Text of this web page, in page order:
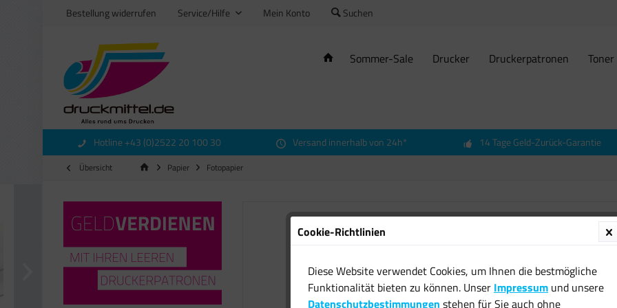
Bestellung widerrufen Service/Hilfe Mein Konto Suchen
Sommer-Sale Drucker Druckerpatronen Toner
Hotline +43 (0)2522 20 100 30 Versand innerhalb von 24h* 14 Tage Geld-Zurück-Garantie
Übersicht Papier Fotopapier
Blatt
für
Cookie-Richtlinien
Diese Website verwendet Cookies, um Ihnen die bestmögliche
Funktionalität bieten zu können. Unser Impressum und unsere
Datenschutzbestimmungen stehen für Sie auch ohne